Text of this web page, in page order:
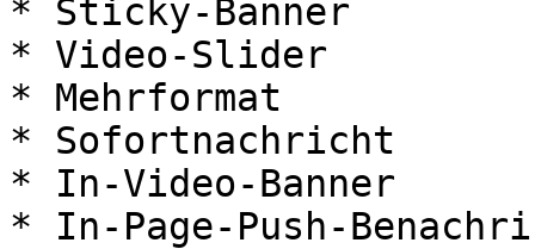
* Sticky-Banner
* Video-Slider
* Mehrformat
* Sofortnachricht
* In-Video-Banner
* In-Page-Push-